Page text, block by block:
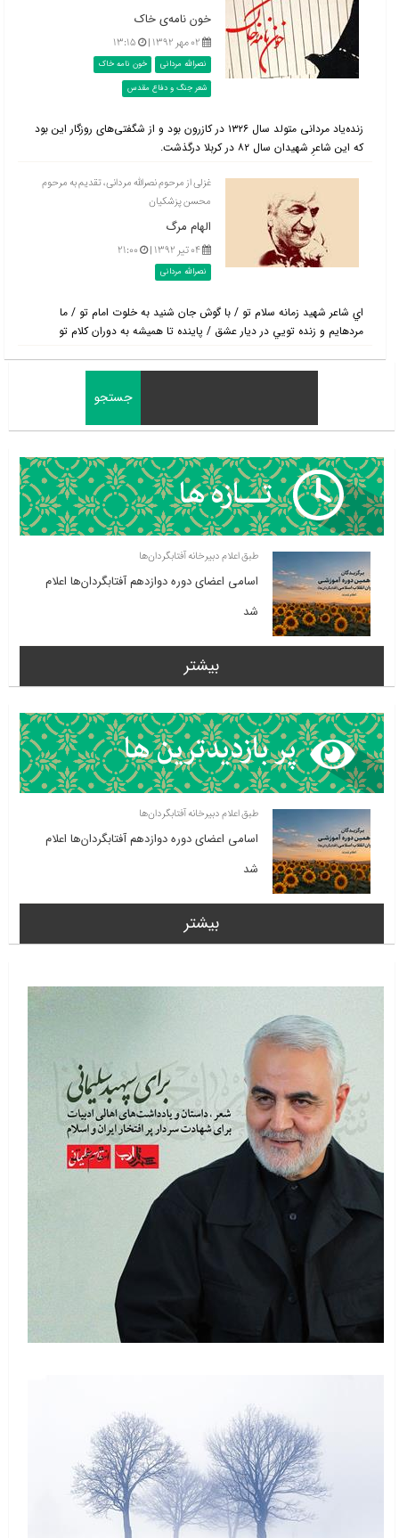
خون نامه‌ی خاک
۰۲ مهر ۱۳۹۲ | ۱۳:۱۵
نصرالله مردانی
خون نامه خاک
شعر جنگ و دفاع مقدس
زنده‌یاد مردانی متولد سال ۱۳۲۶ در کازرون بود و از شگفتی‌های روزگار این بود
که این شاعرِ شهیدان سال ۸۲ در کربلا درگذشت.
غزلی از مرحوم نصرالله مردانی، تقدیم به مرحوم
محسن پزشکیان
الهام مرگ
۰۴ تیر ۱۳۹۲ | ۲۱:۰۰
نصرالله مردانی
اي شاعر شهيد زمانه سلام تو / با گوش جان شنيد به خلوت امام تو / ما
مرده‎ايم و زنده تويي در ديار عشق / پاينده تا هميشه به دوران کلام تو
طبق اعلام دبیرخانه آفتابگردان‌ها
اسامی اعضای دوره دوازدهم آفتابگردان‌ها اعلام
شد
بیشتر
طبق اعلام دبیرخانه آفتابگردان‌ها
اسامی اعضای دوره دوازدهم آفتابگردان‌ها اعلام
شد
بیشتر